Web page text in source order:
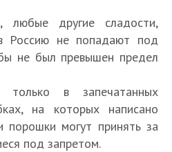
любые другие сладости,
Россию не попадают под
не был превышен предел
только в запечатанных
на которых написано
порошки могут принять за
под запретом.